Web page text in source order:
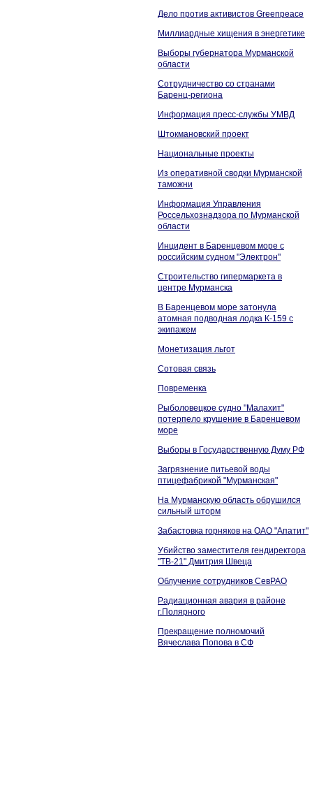
Дело против активистов Greenpeace
Миллиардные хищения в энергетике
Выборы губернатора Мурманской
области
Сотрудничество со странами
Баренц-региона
Информация пресс-службы УМВД
Штокмановский проект
Национальные проекты
Из оперативной сводки Мурманской
таможни
Информация Управления
Россельхознадзора по Мурманской
области
Инцидент в Баренцевом море с
российским судном "Электрон"
Строительство гипермаркета в
центре Мурманска
В Баренцевом море затонула
атомная подводная лодка К-159 с
экипажем
Монетизация льгот
Сотовая связь
Повременка
Рыболовецкое судно "Малахит"
потерпело крушение в Баренцевом
море
Выборы в Государственную Думу РФ
Загрязнение питьевой воды
птицефабрикой "Мурманская"
На Мурманскую область обрушился
сильный шторм
Забастовка горняков на ОАО "Апатит"
Убийство заместителя гендиректора
"ТВ-21" Дмитрия Швеца
Облучение сотрудников СевРАО
Радиационная авария в районе
г.Полярного
Прекращение полномочий
Вячеслава Попова в СФ